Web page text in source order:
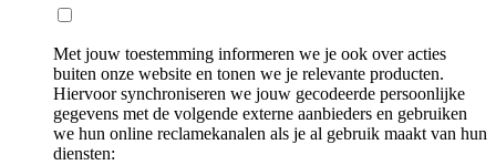
Met jouw toestemming informeren we je ook over acties
buiten onze website en tonen we je relevante producten.
Hiervoor synchroniseren we jouw gecodeerde persoonlijke
gegevens met de volgende externe aanbieders en gebruiken
we hun online reclamekanalen als je al gebruik maakt van hun
diensten: